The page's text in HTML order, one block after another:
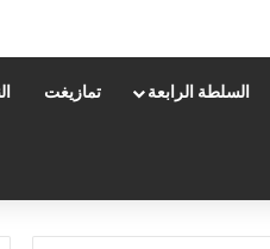
السلطة الرابعة تمازيغت